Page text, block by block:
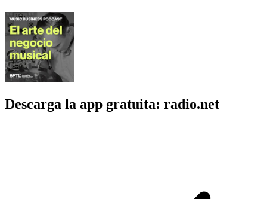
Descarga la app gratuita: radio.net